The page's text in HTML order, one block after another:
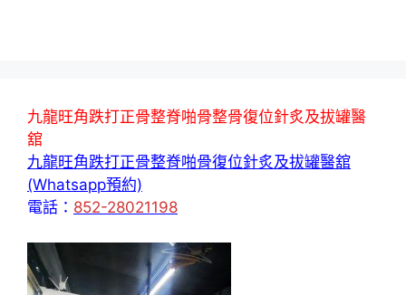
九龍旺角跌打正骨整脊啪骨整骨復位針炙及拔罐醫
舘
九龍旺角跌打正骨整脊啪骨復位針炙及拔罐醫舘
(Whatsapp預約)
電話： 852-28021198